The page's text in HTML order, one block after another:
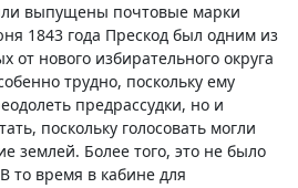
выпущены почтовые марки
1843 года Прескод был одним из
от нового избирательного округа
трудно, поскольку ему
предрассудки, но и
поскольку голосовать могли
землей. Более того, это не было
то время в кабине для